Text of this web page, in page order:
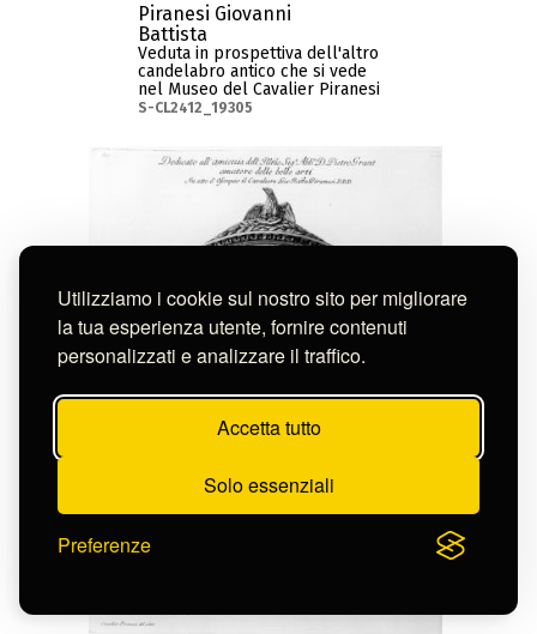
Utilizziamo i cookie sul nostro sito per migliorare
la tua esperienza utente, fornire contenuti
personalizzati e analizzare il traffico.
Accetta tutto
Solo essenziali
Preferenze
Piranesi Giovanni
Battista
Veduta in prospettiva dell'altro
candelabro antico che si vede
nel Museo del Cavalier Piranesi
S-CL2412_19305